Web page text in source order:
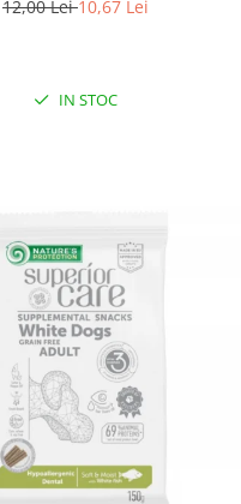
12,00 Lei10,67 Lei
IN STOC